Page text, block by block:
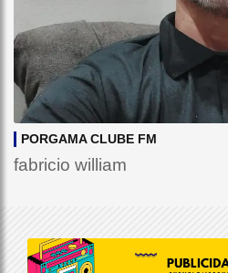
PORGAMA CLUBE FM
fabricio william